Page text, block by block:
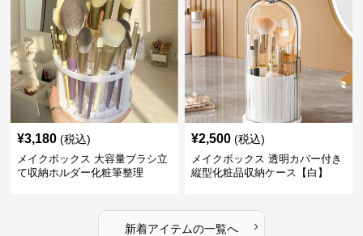
¥3,180 (税込)
メイクボックス 大容量ブラシ立
て収納ホルダー化粧筆整理
¥2,500 (税込)
メイクボックス 透明カバー付き
縦型化粧品収納ケース【白】
新着アイテムの一覧へ ›